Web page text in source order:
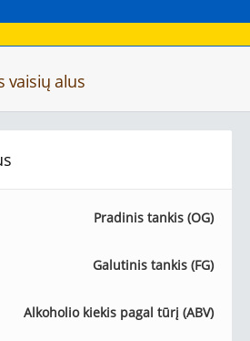
vaisių alus
Pradinis tankis (OG)
Galutinis tankis (FG)
Alkoholio kiekis pagal tūrį (ABV)